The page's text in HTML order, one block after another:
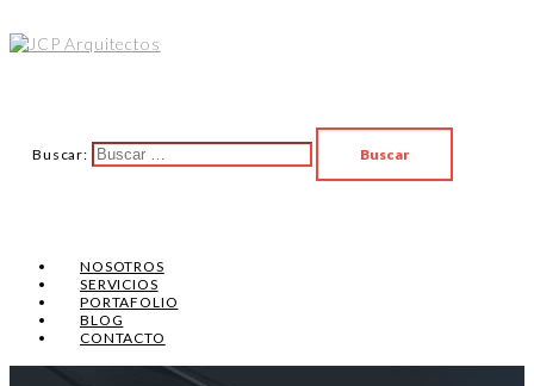
Buscar:
NOSOTROS
SERVICIOS
PORTAFOLIO
BLOG
CONTACTO